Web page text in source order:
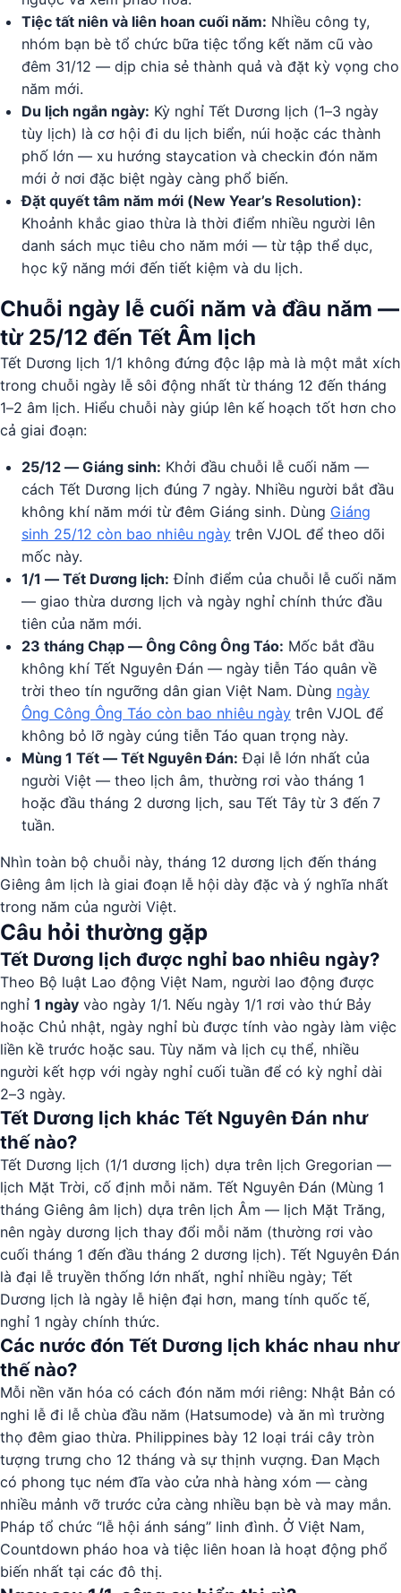
Tiệc tất niên và liên hoan cuối năm: Nhiều công ty,
nhóm bạn bè tổ chức bữa tiệc tổng kết năm cũ vào
đêm 31/12 — dịp chia sẻ thành quả và đặt kỳ vọng cho
năm mới.
Du lịch ngắn ngày: Kỳ nghỉ Tết Dương lịch (1–3 ngày
tùy lịch) là cơ hội đi du lịch biển, núi hoặc các thành
phố lớn — xu hướng staycation và checkin đón năm
mới ở nơi đặc biệt ngày càng phổ biến.
Đặt quyết tâm năm mới (New Year’s Resolution):
Khoảnh khắc giao thừa là thời điểm nhiều người lên
danh sách mục tiêu cho năm mới — từ tập thể dục,
học kỹ năng mới đến tiết kiệm và du lịch.
Chuỗi ngày lễ cuối năm và đầu năm —
từ 25/12 đến Tết Âm lịch
Tết Dương lịch 1/1 không đứng độc lập mà là một mắt xích
trong chuỗi ngày lễ sôi động nhất từ tháng 12 đến tháng
1–2 âm lịch. Hiểu chuỗi này giúp lên kế hoạch tốt hơn cho
cả giai đoạn:
25/12 — Giáng sinh: Khởi đầu chuỗi lễ cuối năm —
cách Tết Dương lịch đúng 7 ngày. Nhiều người bắt đầu
không khí năm mới từ đêm Giáng sinh. Dùng Giáng
sinh 25/12 còn bao nhiêu ngày trên VJOL để theo dõi
mốc này.
1/1 — Tết Dương lịch: Đỉnh điểm của chuỗi lễ cuối năm
— giao thừa dương lịch và ngày nghỉ chính thức đầu
tiên của năm mới.
23 tháng Chạp — Ông Công Ông Táo: Mốc bắt đầu
không khí Tết Nguyên Đán — ngày tiễn Táo quân về
trời theo tín ngưỡng dân gian Việt Nam. Dùng ngày
Ông Công Ông Táo còn bao nhiêu ngày trên VJOL để
không bỏ lỡ ngày cúng tiễn Táo quan trọng này.
Mùng 1 Tết — Tết Nguyên Đán: Đại lễ lớn nhất của
người Việt — theo lịch âm, thường rơi vào tháng 1
hoặc đầu tháng 2 dương lịch, sau Tết Tây từ 3 đến 7
tuần.
Nhìn toàn bộ chuỗi này, tháng 12 dương lịch đến tháng
Giêng âm lịch là giai đoạn lễ hội dày đặc và ý nghĩa nhất
trong năm của người Việt.
Câu hỏi thường gặp
Tết Dương lịch được nghỉ bao nhiêu ngày?
Theo Bộ luật Lao động Việt Nam, người lao động được
nghỉ 1 ngày vào ngày 1/1. Nếu ngày 1/1 rơi vào thứ Bảy
hoặc Chủ nhật, ngày nghỉ bù được tính vào ngày làm việc
liền kề trước hoặc sau. Tùy năm và lịch cụ thể, nhiều
người kết hợp với ngày nghỉ cuối tuần để có kỳ nghỉ dài
2–3 ngày.
Tết Dương lịch khác Tết Nguyên Đán như
thế nào?
Tết Dương lịch (1/1 dương lịch) dựa trên lịch Gregorian —
lịch Mặt Trời, cố định mỗi năm. Tết Nguyên Đán (Mùng 1
tháng Giêng âm lịch) dựa trên lịch Âm — lịch Mặt Trăng,
nên ngày dương lịch thay đổi mỗi năm (thường rơi vào
cuối tháng 1 đến đầu tháng 2 dương lịch). Tết Nguyên Đán
là đại lễ truyền thống lớn nhất, nghỉ nhiều ngày; Tết
Dương lịch là ngày lễ hiện đại hơn, mang tính quốc tế,
nghỉ 1 ngày chính thức.
Các nước đón Tết Dương lịch khác nhau như
thế nào?
Mỗi nền văn hóa có cách đón năm mới riêng: Nhật Bản có
nghi lễ đi lễ chùa đầu năm (Hatsumode) và ăn mì trường
thọ đêm giao thừa. Philippines bày 12 loại trái cây tròn
tượng trưng cho 12 tháng và sự thịnh vượng. Đan Mạch
có phong tục ném đĩa vào cửa nhà hàng xóm — càng
nhiều mảnh vỡ trước cửa càng nhiều bạn bè và may mắn.
Pháp tổ chức “lễ hội ánh sáng” linh đình. Ở Việt Nam,
Countdown pháo hoa và tiệc liên hoan là hoạt động phổ
biến nhất tại các đô thị.